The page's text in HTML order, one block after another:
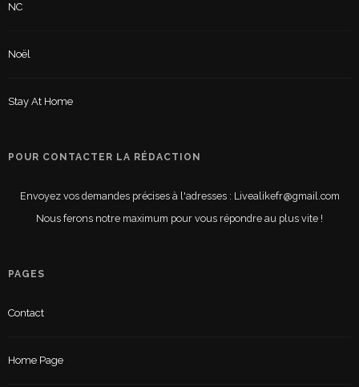
NC
Noël
Stay At Home
POUR CONTACTER LA RÉDACTION
Envoyez vos demandes précises à l'adresses : Livealikefr@gmail.com
Nous ferons notre maximum pour vous répondre au plus vite !
PAGES
Contact
Home Page